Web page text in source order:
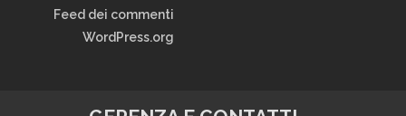
Feed dei commenti
WordPress.org